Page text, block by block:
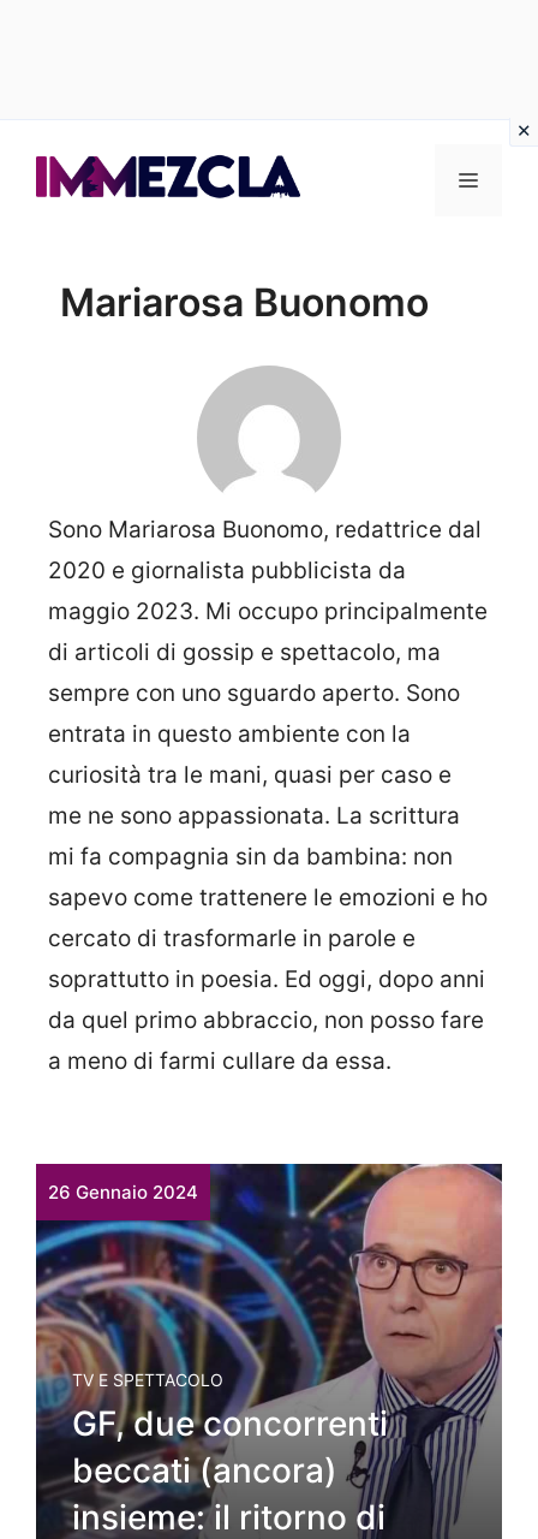
Menu
Mariarosa Buonomo
Sono Mariarosa Buonomo, redattrice dal
2020 e giornalista pubblicista da
maggio 2023. Mi occupo principalmente
di articoli di gossip e spettacolo, ma
sempre con uno sguardo aperto. Sono
entrata in questo ambiente con la
curiosità tra le mani, quasi per caso e
me ne sono appassionata. La scrittura
mi fa compagnia sin da bambina: non
sapevo come trattenere le emozioni e ho
cercato di trasformarle in parole e
soprattutto in poesia. Ed oggi, dopo anni
da quel primo abbraccio, non posso fare
a meno di farmi cullare da essa.
26 Gennaio 2024
TV E SPETTACOLO
GF, due concorrenti
beccati (ancora)
insieme: il ritorno di